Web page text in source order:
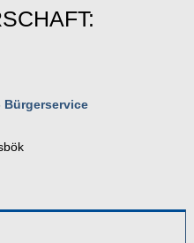
Bürgerservice